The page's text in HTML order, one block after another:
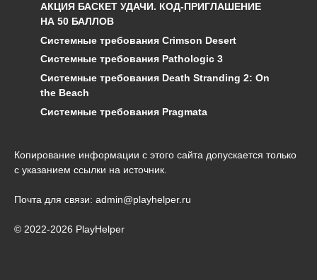
АКЦИЯ БАСКЕТ УДАЧИ. КОД-ПРИГЛАШЕНИЕ
НА 50 БАЛЛОВ
Системные требования Crimson Desert
Системные требования Pathologic 3
Системные требования Death Stranding 2: On
the Beach
Системные требования Pragmata
Копирование информации с этого сайта допускается только
с указанием ссылки на источник.
Почта для связи: admin@playhelper.ru
© 2022-2026 PlayHelper